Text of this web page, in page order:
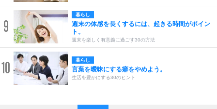
9
暮らし
週末の体感を長くするには、起きる時間がポイン
ト。
週末を楽しく有意義に過ごす30の方法
10 暮らし
言葉を曖昧にする癖をやめよう。
生活を豊かにする30のヒント